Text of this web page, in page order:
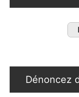
Dénoncez